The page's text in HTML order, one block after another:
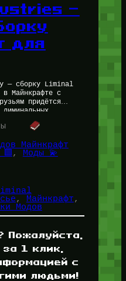
—
для
— сборку Liminal
Майнкрафте с
придётся
в Minecraft. И
Майнкрафт
, Моды 💫
, Майнкрафт
Модов
Пожалуйста,
1 клик,
с
людьми!